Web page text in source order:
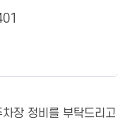
장 정비를 부탁드리고